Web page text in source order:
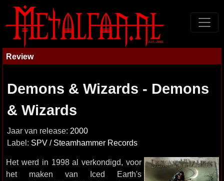
Review
Demons & Wizards - Demons
& Wizards
Jaar van release: 2000
Label: SPV / Steamhammer Records
Het werd in 1998 al verkondigd, voor
het maken van Iced Earth's